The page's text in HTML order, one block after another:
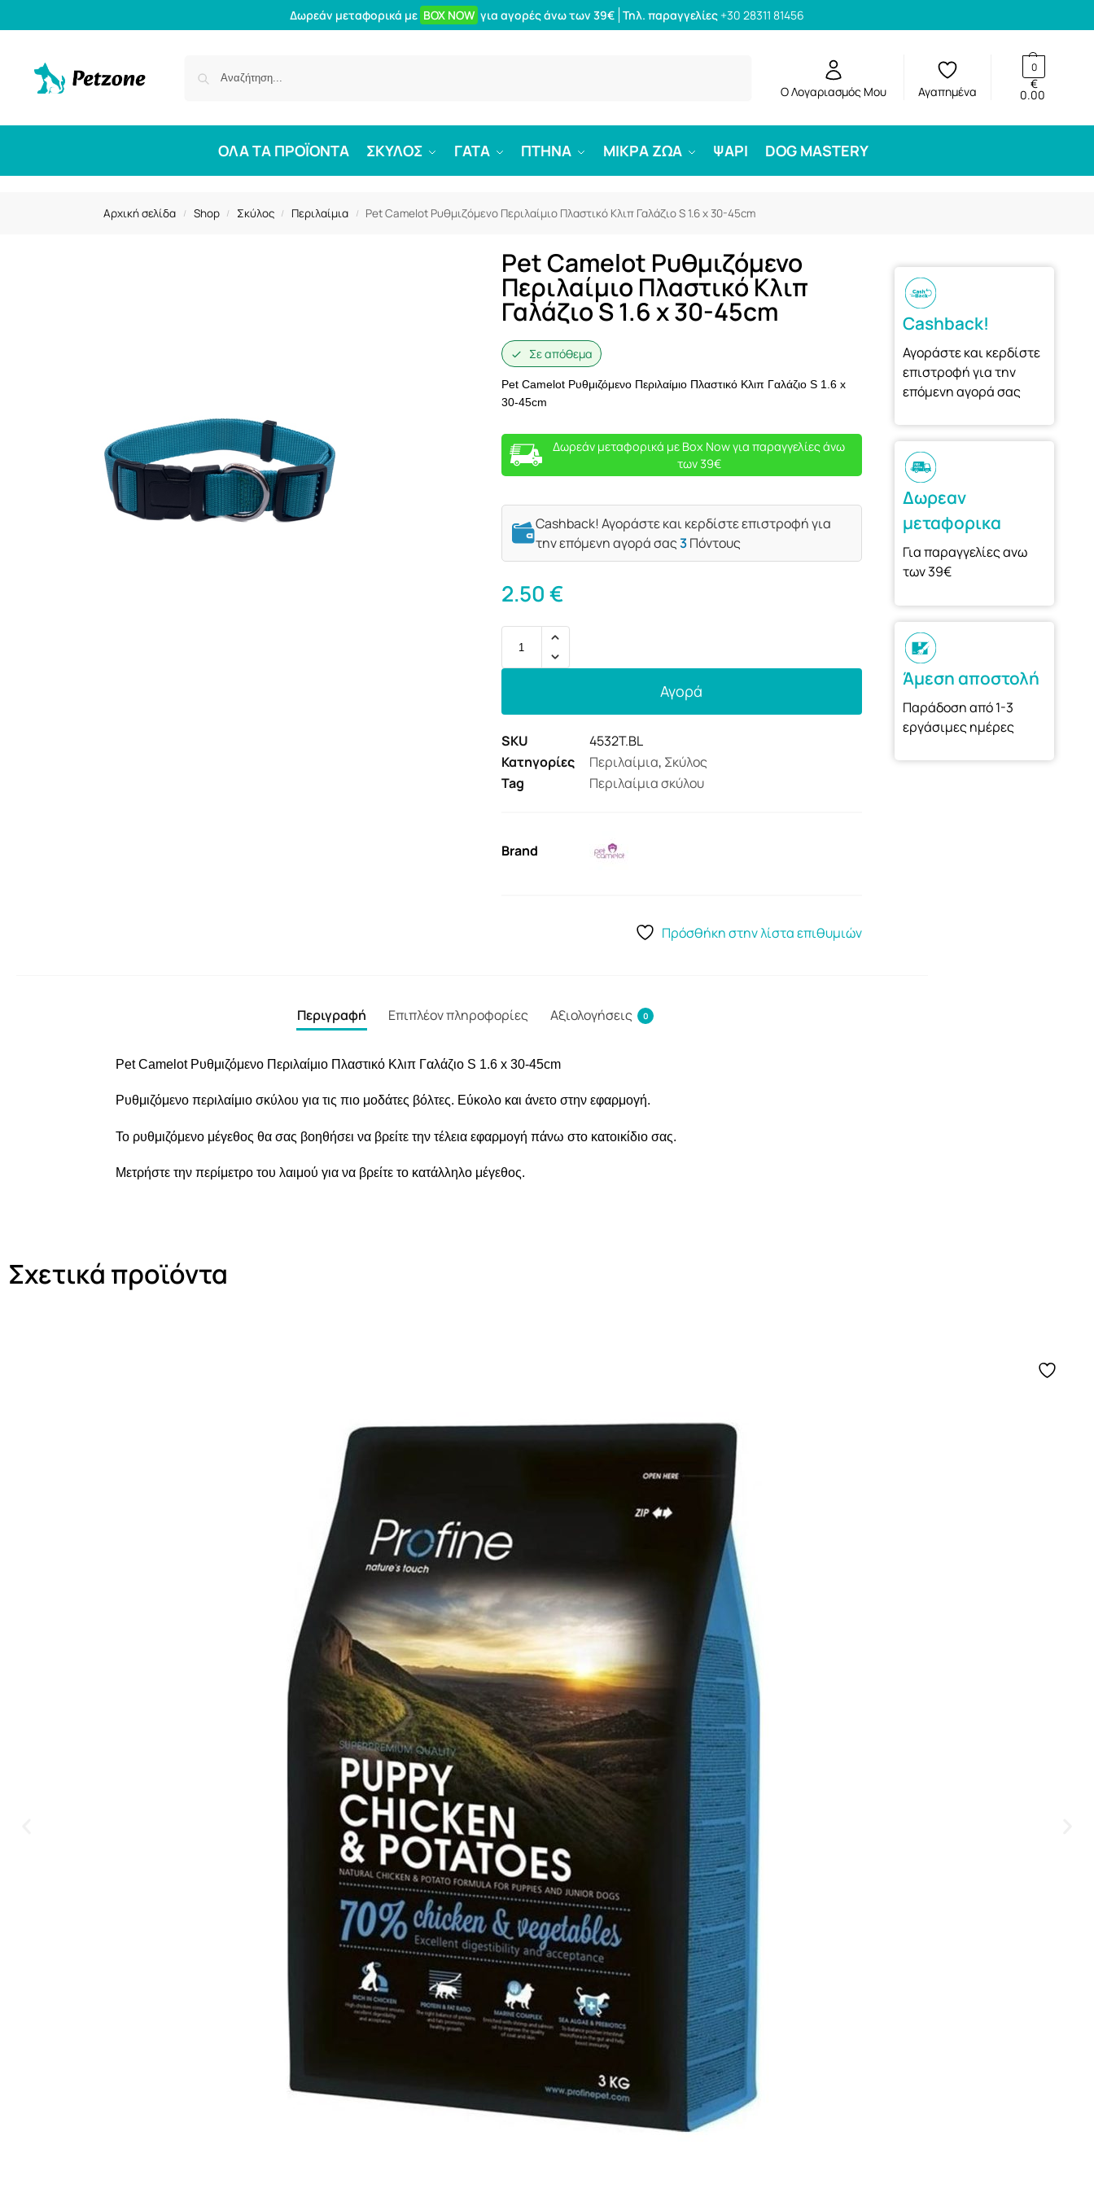
Δωρεάν μεταφορικά με BOX NOW για αγορές άνω των 39€ Τηλ. παραγγελίες +30 28311 81456
Ο Λογαριασμός Μου Αγαπημένα 0.00
€
0
ΟΛΑ ΤΑ ΠΡΟΪΟΝΤΑ ΣΚΥΛΟΣ ΓΑΤΑ ΠΤΗΝΑ ΜΙΚΡΑ ΖΩΑ ΨΑΡΙ DOG MASTERY
Αρχική σελίδα / Shop / Σκύλος / Περιλαίμια / Pet Camelot Ρυθμιζόμενο Περιλαίμιο Πλαστικό Κλιπ Γαλάζιο S 1.6 x 30-45cm
Pet Camelot Ρυθμιζόμενο
Περιλαίμιο Πλαστικό Κλιπ
Γαλάζιο S 1.6 x 30-45cm
Σε απόθεμα
Pet Camelot Ρυθμιζόμενο Περιλαίμιο Πλαστικό Κλιπ Γαλάζιο S 1.6 x
30-45cm
Δωρεάν μεταφορικά με Box Now για παραγγελίες άνω
των 39€
Cashback! Αγοράστε και κερδίστε επιστροφή για
την επόμενη αγορά σας3Πόντους
2.50€
Αγορά
SKU
4532T.BL
Κατηγορίες
Περιλαίμια, Σκύλος
Tag
Περιλαίμια σκύλου
Brand
Πρόσθήκη στην λίστα επιθυμιών
Cashback!
Αγοράστε και κερδίστε
επιστροφή για την
επόμενη αγορά σας
Δωρεαν
μεταφορικα
Για παραγγελίες ανω
των 39€
Άμεση αποστολή
Παράδοση από 1-3
εργάσιμες ημέρες
Περιγραφή Επιπλέον πληροφορίες Αξιολογήσεις 0
Pet Camelot Ρυθμιζόμενο Περιλαίμιο Πλαστικό Κλιπ Γαλάζιο S 1.6 x 30-45cm
Ρυθμιζόμενο περιλαίμιο σκύλου για τις πιο μοδάτες βόλτες. Εύκολο και άνετο στην εφαρμογή.
Το ρυθμιζόμενο μέγεθος θα σας βοηθήσει να βρείτε την τέλεια εφαρμογή πάνω στο κατοικίδιο σας.
Μετρήστε την περίμετρο του λαιμού για να βρείτε το κατάλληλο μέγεθος.
Σχετικά προϊόντα